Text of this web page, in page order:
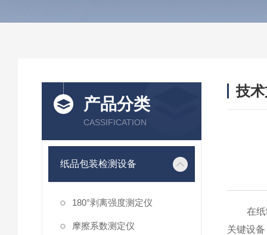
产品分类
CASSIFICATION
纸品包装检测设备
180°剥离强度测定仪
摩擦系数测定仪
技
在纸制
关键设